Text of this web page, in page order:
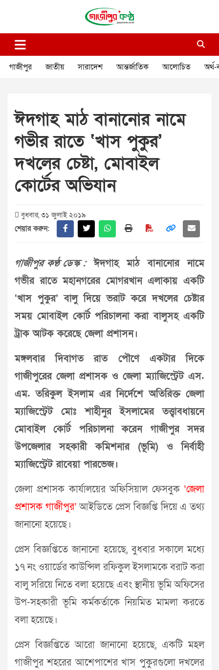
গাজীপুর কণ্ঠ
গাজীপুর জাতীয় সারাদেশ আন্তর্জাতিক আলোচিত অর্থ-
ঈদগাহ মাঠ বানানোর নামে
গভীর রাতে ‘খাস পুকুর’
দখলের চেষ্টা, মোবাইল
কোর্টের অভিযান
বুধবার, ৩১ জুলাই ২০১৯
শেয়ার করুন:
গাজীপুর কণ্ঠ ডেস্ক :ঈদগাহ মাঠ বানানোর নামে
গভীর রাতে মহানগরের মোগরখান এলাকায় একটি
‘খাস পুকুর’ বালু দিয়ে ভরাট করে দখলের চেষ্টার
সময় মোবাইল কোর্ট পরিচালনা করা বালুসহ একটি
ট্রাক আটক করেছে জেলা প্রশাসন।
মঙ্গলবার দিবাগত রাত পৌণে একটার দিকে
গাজীপুরের জেলা প্রশাসক ও জেলা ম্যাজিস্ট্রেট এস.
এম. তরিকুল ইসলাম এর নির্দেশে অতিরিক্ত জেলা
ম্যাজিস্ট্রেট মোঃ শাহীনুর ইসলামের তত্ত্বাবধায়নে
মোবাইল কোর্ট পরিচালনা করেন গাজীপুর সদর
উপজেলার সহকারী কমিশনার (ভূমি) ও নির্বাহী
ম্যাজিস্ট্রেট রাবেয়া পারভেজ।
জেলা প্রশাসক কার্যালয়ের অফিসিয়াল ফেসবুক ‘জেলা
প্রশাসক গাজীপুর’আইডিতে প্রেস বিজ্ঞপ্তি দিয়ে এ তথ্য
জানানো হয়েছে।
প্রেস বিজ্ঞপ্তিতে জানানো হয়েছে, বুধবার সকালে মধ্যে
১৭ নং ওয়ার্ডের কাউন্সিল রফিকুল ইসলামকে বরাট করা
বালু সরিয়ে নিতে বলা হয়েছে এবং স্থানীয় ভূমি অফিসের
উপ-সহকারী ভূমি কর্মকর্তাকে নিয়মিত মামলা করতে
বলা হয়েছে।
প্রেস বিজ্ঞপ্তিতে আরো জানানো হয়েছে, একটি মহল
গাজীপুর শহরের আশেপাশের খাস পুকুরগুলো দখলের